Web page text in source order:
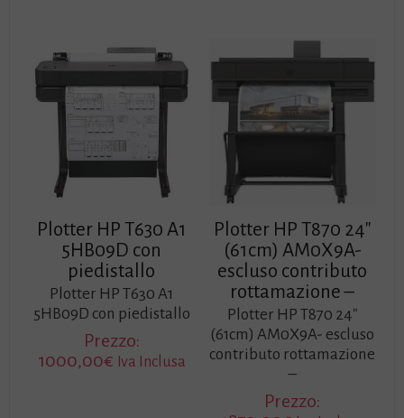
Plotter HP T630 A1
5HB09D con
piedistallo
Plotter HP T630 A1
5HB09D con piedistallo
Prezzo:
1000,00€ Iva Inclusa
Plotter HP T870 24″
(61cm) AM0X9A-
escluso contributo
rottamazione –
Plotter HP T870 24″
(61cm) AM0X9A- escluso
contributo rottamazione
–
Prezzo: